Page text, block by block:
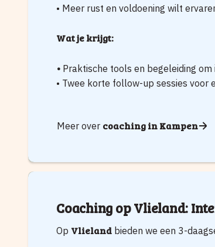
• Meer rust en voldoening wilt
Wat je krijgt:
• Praktische tools en begeleiding
• Twee korte follow-up sessies voor
Meer over coaching in Kampen
Coaching op Vlieland:
Op Vlieland bieden we een 3-